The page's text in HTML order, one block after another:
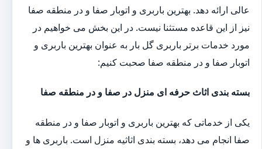
عالی ارائه دهد. بهترین باربری و اتوبار صفا و در منطقه صفا
نیز از این قاعده مستثنا نیست. در این بخش می خواهیم در
مورد خدمات برتر باربری گل بار به عنوان بهترین باربری و
اتوبار صفا و در منطقه صفا صحبت کنیم:
بسته بندی اثاث حرفه ای منزل در صفا و در منطقه صفا
یکی از خدماتی که بهترین باربری و اتوبار صفا و در منطقه
صفا انجام می دهد، بسته بندی اثاثیه منزل است. باربری ها و